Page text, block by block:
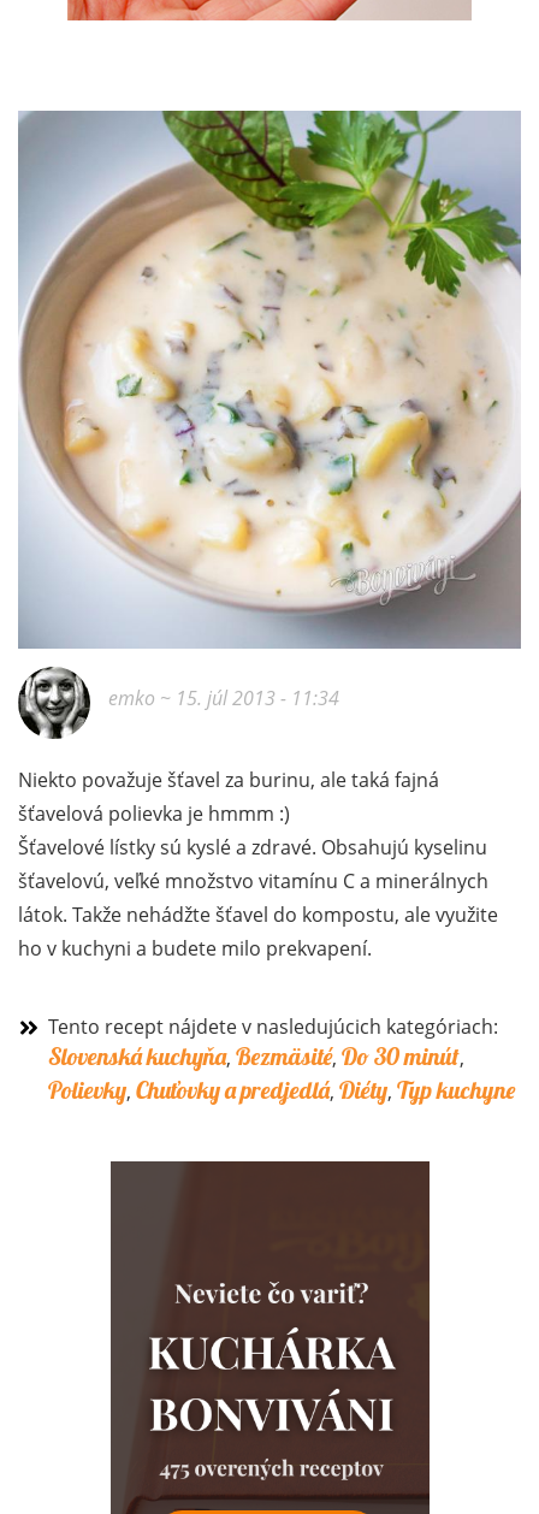
emko ~ 15. júl 2013 - 11:34
Niekto považuje šťavel za burinu, ale taká fajná
šťavelová polievka je hmmm :)
Šťavelové lístky sú kyslé a zdravé. Obsahujú kyselinu
šťavelovú, veľké množstvo vitamínu C a minerálnych
látok. Takže nehádžte šťavel do kompostu, ale využite
ho v kuchyni a budete milo prekvapení.
Tento recept nájdete v nasledujúcich kategóriach:
Slovenská kuchyňa, Bezmäsité, Do 30 minút,
Polievky, Chuťovky a predjedlá, Diéty, Typ kuchyne